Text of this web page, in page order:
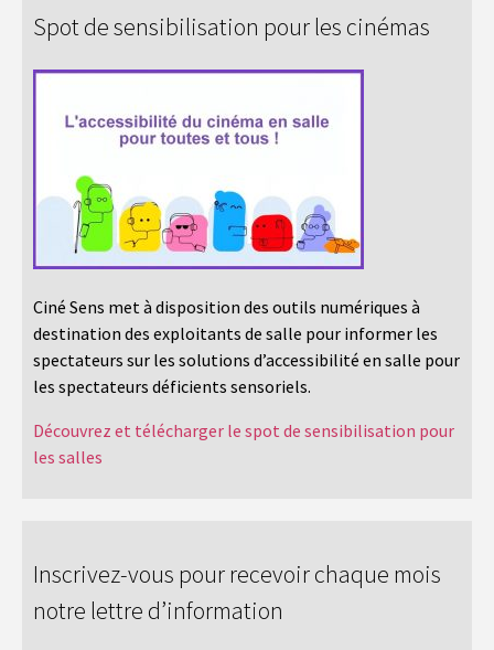
Spot de sensibilisation pour les cinémas
Ciné Sens met à disposition des outils numériques à
destination des exploitants de salle pour informer les
spectateurs sur les solutions d’accessibilité en salle pour
les spectateurs déficients sensoriels.
Découvrez et télécharger le spot de sensibilisation pour
les salles
Inscrivez-vous pour recevoir chaque mois
notre lettre d’information